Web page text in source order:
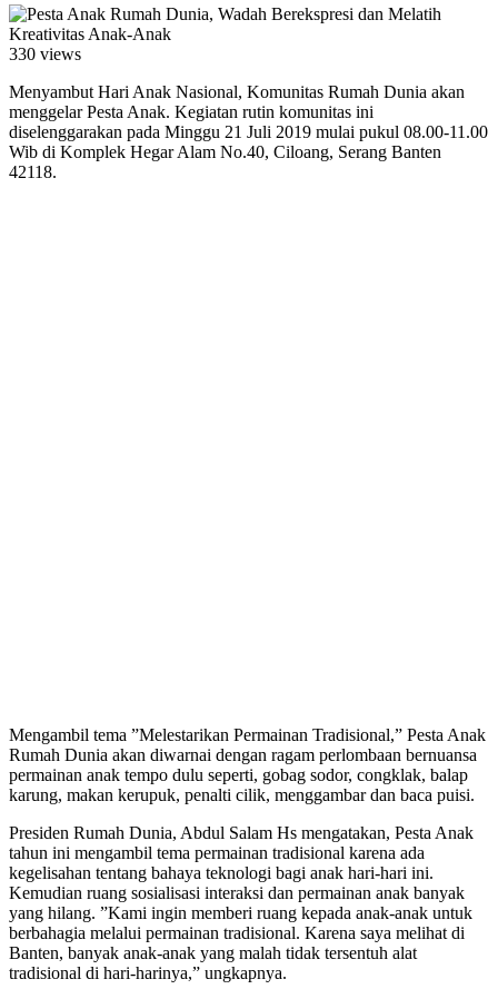
330 views
Menyambut Hari Anak Nasional, Komunitas Rumah Dunia akan
menggelar Pesta Anak. Kegiatan rutin komunitas ini
diselenggarakan pada Minggu 21 Juli 2019 mulai pukul 08.00-11.00
Wib di Komplek Hegar Alam No.40, Ciloang, Serang Banten
42118.
Mengambil tema ”Melestarikan Permainan Tradisional,” Pesta Anak
Rumah Dunia akan diwarnai dengan ragam perlombaan bernuansa
permainan anak tempo dulu seperti, gobag sodor, congklak, balap
karung, makan kerupuk, penalti cilik, menggambar dan baca puisi.
Presiden Rumah Dunia, Abdul Salam Hs mengatakan, Pesta Anak
tahun ini mengambil tema permainan tradisional karena ada
kegelisahan tentang bahaya teknologi bagi anak hari-hari ini.
Kemudian ruang sosialisasi interaksi dan permainan anak banyak
yang hilang. ”Kami ingin memberi ruang kepada anak-anak untuk
berbahagia melalui permainan tradisional. Karena saya melihat di
Banten, banyak anak-anak yang malah tidak tersentuh alat
tradisional di hari-harinya,” ungkapnya.